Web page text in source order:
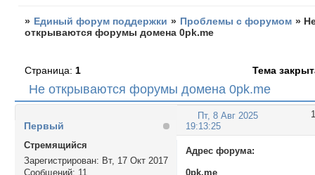
» Единый форум поддержки » Проблемы с форумом »
открываются форумы домена 0pk.me
Не открываются форумы домена 0pk.me
Страница: 1 Тема
1
Пт, 8 Авг 2025
19:13:25
Первый
Стремящийся
Зарегистрирован: Вт, 17 Окт 2017
Сообщений: 11
Адрес форума:
0pk.me